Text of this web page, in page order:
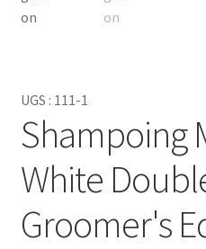
UGS : 111-1
Shampoing
White
Groomer's